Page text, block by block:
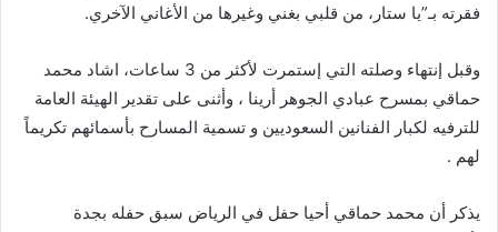
فقرته بـ”يا ستار، من قلبي بغني وغيرها من الأغاني الآخري.
وقبل إنتهاء وصلته التي إستمرت لأكثر من 3 ساعات، اشاد محمد
حماقي بمسرح عبادي الجوهر أرينا ، وأثنى على تقدير الهيئة العامة
للترفيه لكبار الفنانين السعوديين و تسمية المسارح بأسمائهم تكريماً
لهم .
يذكر أن محمد حماقي أحيا حفل في الرياض سبق حفله بجدة